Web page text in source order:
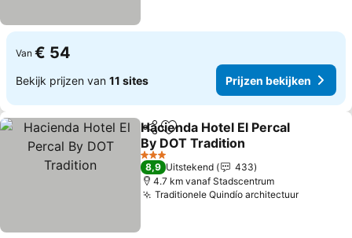
Van € 54
Bekijk prijzen van 11 sites Prijzen bekijken
DelenToevoegen aan favorieten
Hacienda Hotel El Percal
By DOT Tradition
3 Sterren
8,9 Uitstekend
433
4.7 km vanaf Stadscentrum
Traditionele Quindío architectuur